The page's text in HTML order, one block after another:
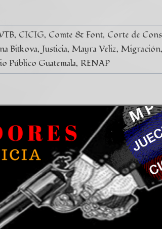
CICIG Comte & Font Corte de
Bitkova Justicia Mayra Veliz Migración
Público Guatemala RENAP